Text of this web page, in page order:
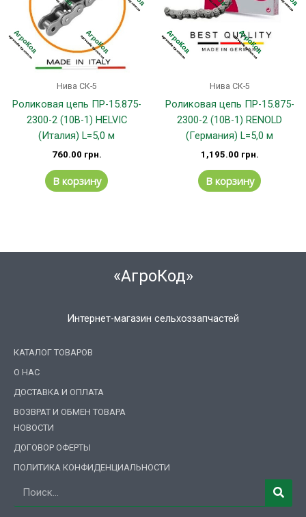
Нива СК-5
Роликовая цепь ПР-15.875-
2300-2 (10B-1) HELVIC
(Италия) L=5,0 м
760.00 грн.
В корзину
Нива СК-5
Роликовая цепь ПР-15.875-
2300-2 (10B-1) RENOLD
(Германия) L=5,0 м
1,195.00 грн.
В корзину
«АгроКод»
Интернет-магазин сельхоззапчастей
КАТАЛОГ ТОВАРОВ
О НАС
ДОСТАВКА И ОПЛАТА
ВОЗВРАТ И ОБМЕН ТОВАРА
НОВОСТИ
ДОГОВОР ОФЕРТЫ
ПОЛИТИКА КОНФИДЕНЦИАЛЬНОСТИ
Поиск